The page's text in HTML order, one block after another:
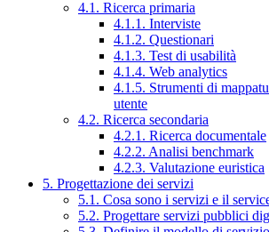
4.1. Ricerca primaria
4.1.1. Interviste
4.1.2. Questionari
4.1.3. Test di usabilità
4.1.4. Web analytics
4.1.5. Strumenti di
utente
4.2. Ricerca secondaria
4.2.1. Ricerca documentale
4.2.2. Analisi benchmark
4.2.3. Valutazione euristica
5. Progettazione dei servizi
5.1. Cosa sono i servizi e il
5.2. Progettare servizi pubblici